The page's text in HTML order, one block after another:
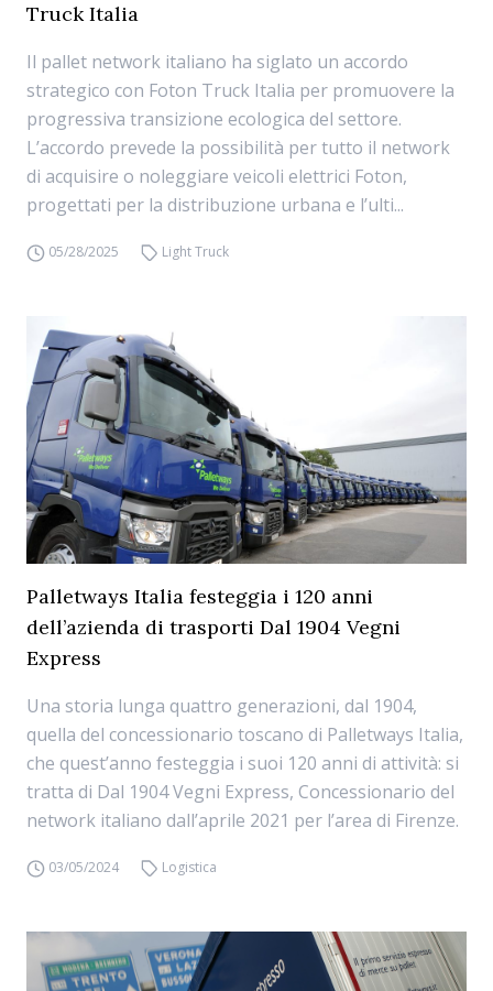
Truck Italia
Il pallet network italiano ha siglato un accordo
strategico con Foton Truck Italia per promuovere la
progressiva transizione ecologica del settore.
L’accordo prevede la possibilità per tutto il network
di acquisire o noleggiare veicoli elettrici Foton,
progettati per la distribuzione urbana e l’ulti...
05/28/2025 Light Truck
Palletways Italia festeggia i 120 anni
dell’azienda di trasporti Dal 1904 Vegni
Express
Una storia lunga quattro generazioni, dal 1904,
quella del concessionario toscano di Palletways Italia,
che quest’anno festeggia i suoi 120 anni di attività: si
tratta di Dal 1904 Vegni Express, Concessionario del
network italiano dall’aprile 2021 per l’area di Firenze.
03/05/2024 Logistica